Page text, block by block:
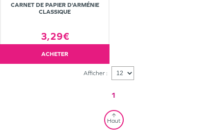
CARNET DE PAPIER D'ARMÉNIE
CLASSIQUE
3,29€
ACHETER
Afficher :
1
Haut